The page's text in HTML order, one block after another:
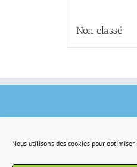
Nous utilisons des cookies pour
Non classé